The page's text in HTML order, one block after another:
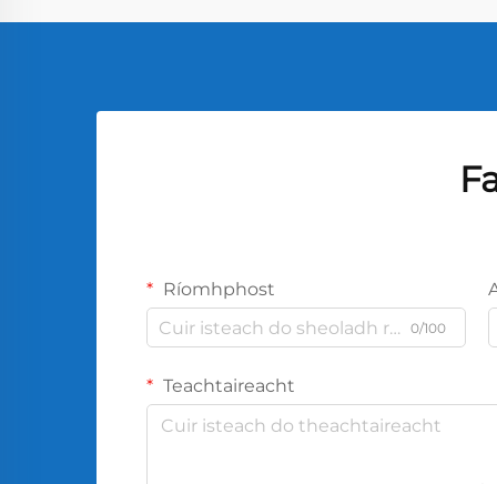
Ríomhphost
0/100
Teachtaireacht